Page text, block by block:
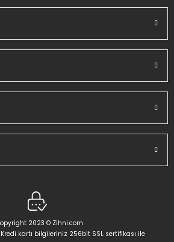
2023 © Zihni.com
Kredi kartı bilgileriniz 256bit SSL sertifikası ile